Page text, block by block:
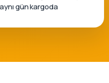
aynı gün kargoda